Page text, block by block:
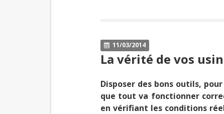
11/03/2014
La vérité de vos
Disposer des bons outils,
que tout va fonctionner
en vérifiant les conditions